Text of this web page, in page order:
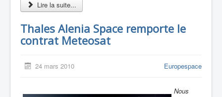
Lire la suite...
Thales Alenia Space remporte le
contrat Meteosat
24 mars 2010 Europespace
Nous